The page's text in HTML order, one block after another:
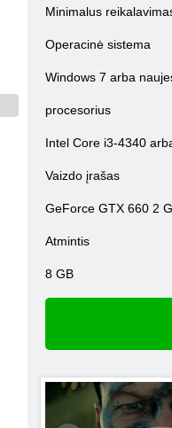
Minimalus
Operacinė sistema
Windows 7 arba
procesorius
Intel Core i3-4340
Vaizdo įrašas
GeForce GTX 660 2
Atmintis
8 GB